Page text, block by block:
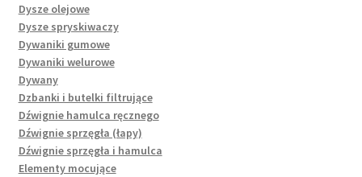
Dysze olejowe
Dysze spryskiwaczy
Dywaniki gumowe
Dywaniki welurowe
Dywany
Dzbanki i butelki filtrujące
Dźwignie hamulca ręcznego
Dźwignie sprzęgła (łapy)
Dźwignie sprzęgła i hamulca
Elementy mocujące